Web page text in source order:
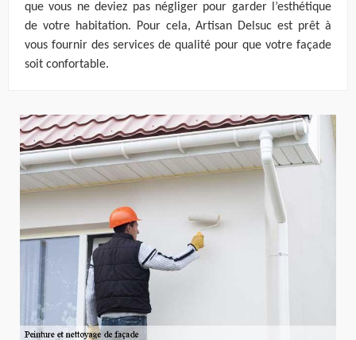
que vous ne deviez pas négliger pour garder l’esthétique
de votre habitation. Pour cela, Artisan Delsuc est prêt à
vous fournir des services de qualité pour que votre façade
soit confortable.